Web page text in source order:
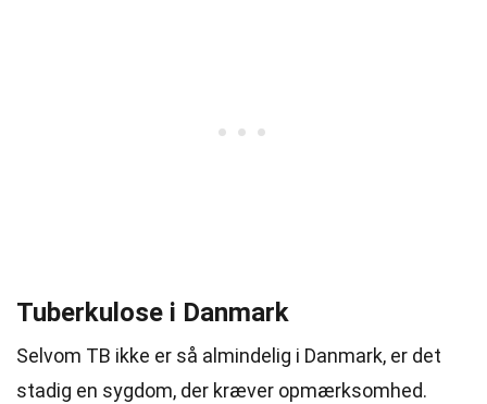
Tuberkulose i Danmark
Selvom TB ikke er så almindelig i Danmark, er det
stadig en sygdom, der kræver opmærksomhed.